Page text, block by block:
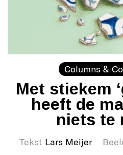
Columns &
Met stiekem
heeft de
niets te
Tekst Lars Meijer